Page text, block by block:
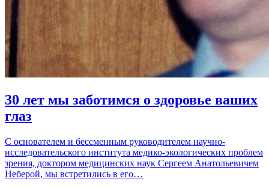
30 лет мы заботимся о здоровье ваших
глаз
С основателем и бессменным руководителем научно-
исследовательского института медико-экологических проблем
зрения, доктором медицинских наук Сергеем Анатольевичем
Неберой, мы встретились в его…